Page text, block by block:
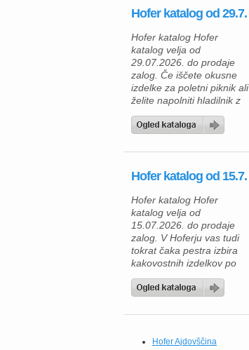
Hofer katalog od 29.7.
Hofer katalog Hofer
katalog velja od
29.07.2026. do prodaje
zalog. Če iščete okusne
izdelke za poletni piknik ali
želite napolniti hladilnik z
Hoferjeva ponudba,
zagotovo navdušila. V
kakovostni mesni izdelki
dobrote, mlečni izdelki ter
številni vsakodnevni izdelki
po trajno znižanih […]
Hofer katalog od 15.7.
Hofer katalog Hofer
katalog velja od
15.07.2026. do prodaje
zalog. V Hoferju vas tudi
tokrat čaka pestra izbira
kakovostnih izdelkov po
zdaj pravi trenutek, da
zamrzovalnik. Če radi
domače obroke, vas bodo
Hofer Ajdovščina